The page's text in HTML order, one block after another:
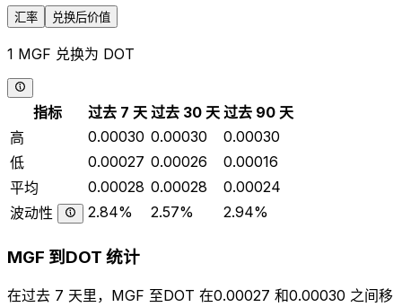
汇率 兑换后价值
1 MGF 兑换为 DOT
指标 过去 7 天 过去 30 天 过去 90 天
高
0.00030 0.00030
0.00030
低
0.00027 0.00026
0.00016
平均
0.00028 0.00028
0.00024
波动性
2.84% 2.57% 2.94%
MGF 到DOT 统计
在过去 7 天里，MGF 至DOT 在0.00027 和0.00030 之间移